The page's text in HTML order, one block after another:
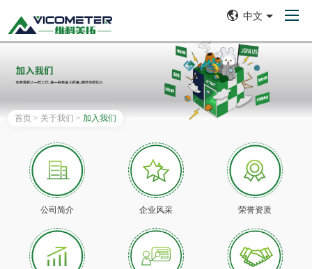
中文
首页 > 关于我们 >加入我们
公司简介 企业风采 荣誉资质